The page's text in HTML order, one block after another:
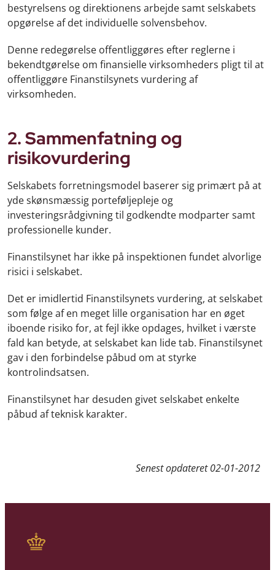
bestyrelsens og direktionens arbejde samt selskabets
opgørelse af det individuelle solvensbehov.
Denne redegørelse offentliggøres efter reglerne i
bekendtgørelse om finansielle virksomheders pligt til at
offentliggøre Finanstilsynets vurdering af
virksomheden.
2. Sammenfatning og
risikovurdering
Selskabets forretningsmodel baserer sig primært på at
yde skønsmæssig porteføljepleje og
investeringsrådgivning til godkendte modparter samt
professionelle kunder.
Finanstilsynet har ikke på inspektionen fundet alvorlige
risici i selskabet.
Det er imidlertid Finanstilsynets vurdering, at selskabet
som følge af en meget lille organisation har en øget
iboende risiko for, at fejl ikke opdages, hvilket i værste
fald kan betyde, at selskabet kan lide tab. Finanstilsynet
gav i den forbindelse påbud om at styrke
kontrolindsatsen.
Finanstilsynet har desuden givet selskabet enkelte
påbud af teknisk karakter.
Senest opdateret02-01-2012